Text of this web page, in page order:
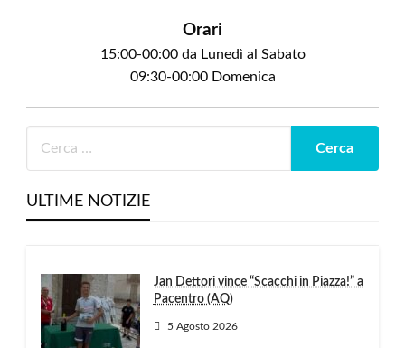
Orari
15:00-00:00 da Lunedì al Sabato
09:30-00:00 Domenica
ULTIME NOTIZIE
Jan Dettori vince “Scacchi in Piazza!” a
Pacentro (AQ)
5 Agosto 2026